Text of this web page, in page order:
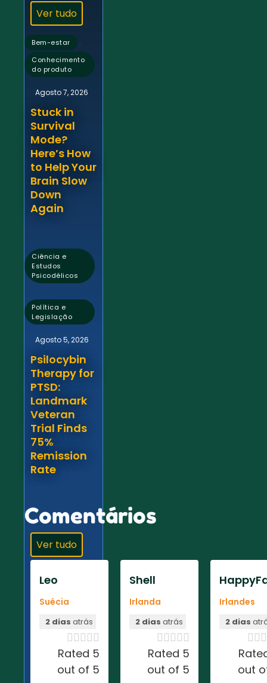
Ver tudo
Bem-estar ,
Conhecimento
do produto
Agosto 7, 2026
Stuck in
Survival
Mode?
Here’s How
to Help Your
Brain Slow
Down
Again
Ciência e
Estudos
Psicodélicos
,
Política e
Legislação
Agosto 5, 2026
Psilocybin
Therapy for
PTSD:
Landmark
Veteran
Trial Finds
75%
Remission
Rate
Comentários
Ver tudo
Leo
Suécia
2 dias atrás

Rated 5
out of 5
Shell
Irlanda
2 dias atrás

Rated 5
out of 5
Irlandes
2 dias

out